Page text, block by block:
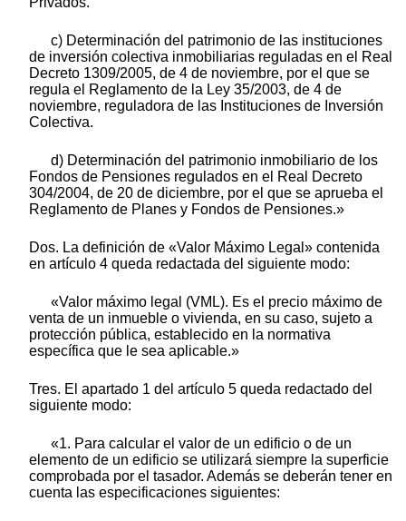
c) Determinación del patrimonio de las instituciones
de inversión colectiva inmobiliarias reguladas en el Real
Decreto 1309/2005, de 4 de noviembre, por el que se
regula el Reglamento de la Ley 35/2003, de 4 de
noviembre, reguladora de las Instituciones de Inversión
Colectiva.
d) Determinación del patrimonio inmobiliario de los
Fondos de Pensiones regulados en el Real Decreto
304/2004, de 20 de diciembre, por el que se aprueba el
Reglamento de Planes y Fondos de Pensiones.»
Dos. La definición de «Valor Máximo Legal» contenida
en artículo 4 queda redactada del siguiente modo:
«Valor máximo legal (VML). Es el precio máximo de
venta de un inmueble o vivienda, en su caso, sujeto a
protección pública, establecido en la normativa
específica que le sea aplicable.»
Tres. El apartado 1 del artículo 5 queda redactado del
siguiente modo:
«1. Para calcular el valor de un edificio o de un
elemento de un edificio se utilizará siempre la superficie
comprobada por el tasador. Además se deberán tener en
cuenta las especificaciones siguientes: